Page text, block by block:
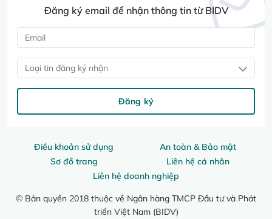
Điều khoản sử dụng
An toàn & Bảo mật
Sơ đồ trang
Liên hệ cá nhân
Liên hệ doanh nghiệp
© Bản quyền 2018 thuộc về Ngân hàng TMCP Đầu tư và Phát
triển Việt Nam (BIDV)
Đăng ký email để nhận thông tin từ BIDV
Loại tin đăng ký nhận
Đăng ký